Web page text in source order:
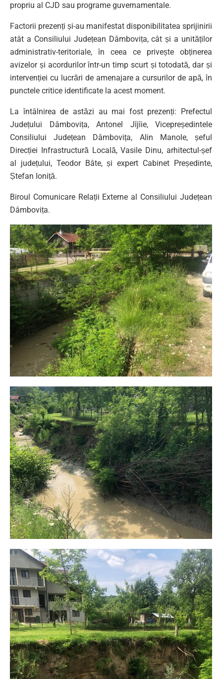
propriu al CJD sau programe guvernamentale.
Factorii prezenți și-au manifestat disponibilitatea sprijinirii
atât a Consiliului Județean Dâmbovița, cât și a unităților
administrativ-teritoriale, în ceea ce privește obținerea
avizelor și acordurilor într-un timp scurt și totodată, dar și
intervenției cu lucrări de amenajare a cursurilor de apă, în
punctele critice identificate la acest moment.
La întâlnirea de astăzi au mai fost prezenți: Prefectul
Județului Dâmbovița, Antonel Jîjîie, Vicepreședintele
Consiliului Județean Dâmbovița, Alin Manole, șeful
Direcției Infrastructură Locală, Vasile Dinu, arhitectul-șef
al județului, Teodor Bâte, și expert Cabinet Președinte,
Ștefan Ioniță.
Biroul Comunicare Relații Externe al Consiliului Județean
Dâmbovița.